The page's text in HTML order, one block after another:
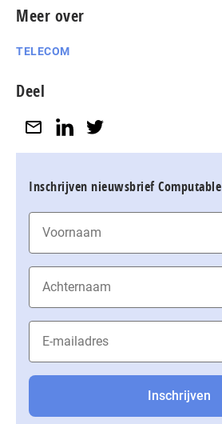
Meer over
TELECOM
Deel
Inschrijven nieuwsbrief Computable